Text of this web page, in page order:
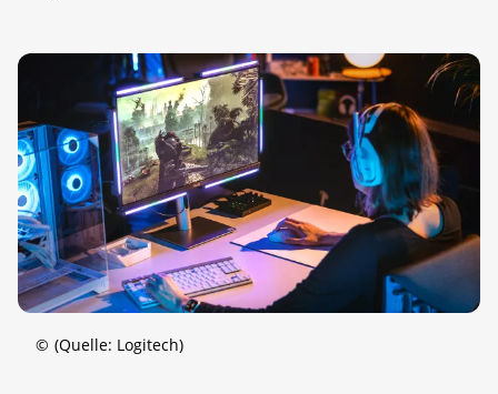
© (Quelle: Logitech)